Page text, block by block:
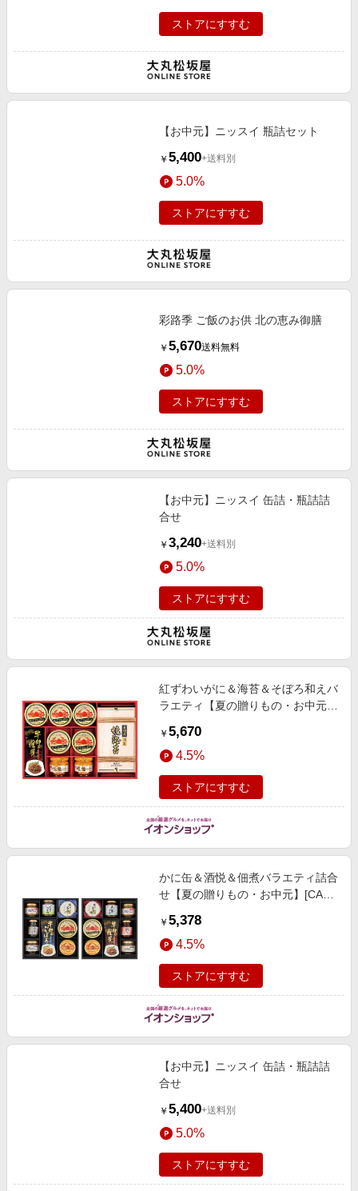
ストアにすすむ
【お中元】ニッスイ 瓶詰セット
￥ 5,400+送料別
5.0%
ストアにすすむ
彩路季 ご飯のお供 北の恵み御膳
￥ 5,670送料無料
5.0%
ストアにすすむ
【お中元】ニッスイ 缶詰・瓶詰詰
合せ
￥ 3,240+送料別
5.0%
ストアにすすむ
紅ずわいがに＆海苔＆そぼろ和えバ
ラエティ【夏の贈りもの・お中元】
￥ 5,670
4.5%
ストアにすすむ
かに缶＆酒悦＆佃煮バラエティ詰合
せ【夏の贈りもの・お中元】[CAN-
￥ 5,378
4.5%
ストアにすすむ
【お中元】ニッスイ 缶詰・瓶詰詰
合せ
￥ 5,400+送料別
5.0%
ストアにすすむ